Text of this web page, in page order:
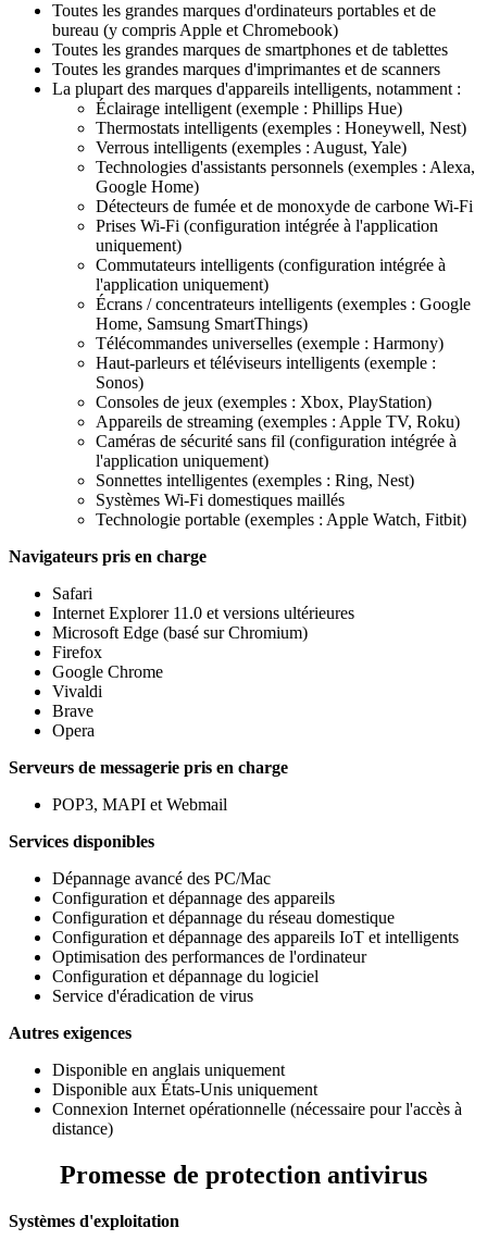
Toutes les grandes marques d'ordinateurs portables et de
bureau (y compris Apple et Chromebook)​
Toutes les grandes marques de smartphones et de tablettes​
Toutes les grandes marques d'imprimantes et de scanners​
La plupart des marques d'appareils intelligents, notamment :​
Éclairage intelligent (exemple : Phillips Hue) ​
Thermostats intelligents (exemples : Honeywell, Nest) ​
Verrous intelligents (exemples : August, Yale) ​
Technologies d'assistants personnels (exemples : Alexa,
Google Home) ​
Détecteurs de fumée et de monoxyde de carbone Wi-Fi ​
Prises Wi-Fi (configuration intégrée à l'application
uniquement) ​
Commutateurs intelligents (configuration intégrée à
l'application uniquement) ​
Écrans / concentrateurs intelligents (exemples : Google
Home, Samsung SmartThings) ​
Télécommandes universelles (exemple : Harmony) ​
Haut-parleurs et téléviseurs intelligents (exemple :
Sonos) ​
Consoles de jeux (exemples : Xbox, PlayStation) ​
Appareils de streaming (exemples : Apple TV, Roku)​
Caméras de sécurité sans fil (configuration intégrée à
l'application uniquement) ​
Sonnettes intelligentes (exemples : Ring, Nest) ​
Systèmes Wi-Fi domestiques maillés ​
Technologie portable (exemples : Apple Watch, Fitbit) ​
Navigateurs pris en charge
Safari​
Internet Explorer 11.0 et versions ultérieures​
Microsoft Edge (basé sur Chromium)
Firefox​
Google Chrome​
Vivaldi​
Brave​
Opera​
Serveurs de messagerie pris en charge
POP3, MAPI et Webmail​
Services disponibles​
Dépannage avancé des PC/Mac​
Configuration et dépannage des appareils​
Configuration et dépannage du réseau domestique​
Configuration et dépannage des appareils IoT et intelligents​
Optimisation des performances de l'ordinateur​
Configuration et dépannage du logiciel​
Service d'éradication de virus​
Autres exigences
Disponible en anglais uniquement​
Disponible aux États-Unis uniquement​
Connexion Internet opérationnelle (nécessaire pour l'accès à
distance)
Promesse de protection antivirus
Systèmes d'exploitation